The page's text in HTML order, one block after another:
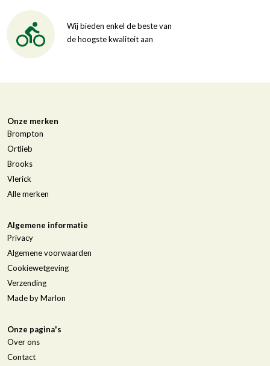
Wij bieden enkel de beste van
de hoogste kwaliteit aan
Onze merken
Brompton
Ortlieb
Brooks
Vlerick
Alle merken
Algemene informatie
Privacy
Algemene voorwaarden
Cookiewetgeving
Verzending
Made by Marlon
Onze pagina's
Over ons
Contact